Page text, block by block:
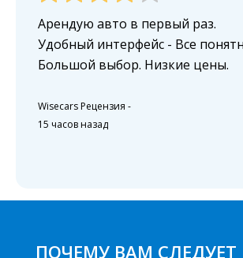
Арендую авто в первый раз.
Удобный интерфейс - Все
Большой выбор. Низкие цены.
Wisecars Рецензия -
15 часов назад
ПОЧЕМУ ВАМ СЛЕДУЕТ